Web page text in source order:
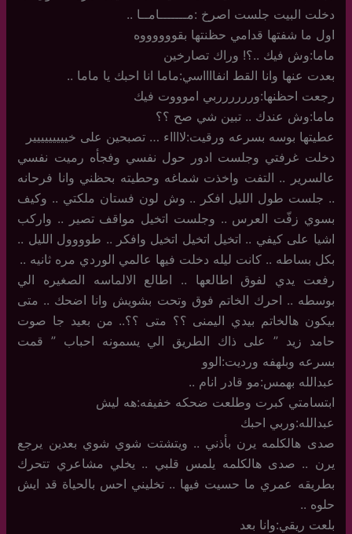
دخلت البيت جلست اصرخ :مـــــــامــا ..
اول ما شفتها قدامي حظنتها بقووووووه
ماما:وش فيك ..؟! وراك تصارخين
بعدت عنها وانا القط انفااااسي:ماما انا احبك يا ماما ..
رجعت احظنها:ورررررربي اموووت فيك
ماما:وش عندك .. تبين شي صح ؟؟
عطيتها بوسه بسرعه ورقيت:لااااء … تصبحين على خييييييييير
دخلت غرفتي وجلست ادور حول نفسي وفجأه رميت نفسي
عالسرير .. التفت واخذت شماغه وحطيته بحظني وانا فرحانه
.. جلست طول الليل افكر .. وش لون فستان ملكتي .. وكيف
بسوي زفّت العرس .. وجلست اتخيل مواقف تصير .. واركب
اشيا على كيفي .. اتخيل اتخيل اتخيل وافكر .. طوووول الليل ..
بكل بساطه .. كانت ليله دخلت فيها عالمي الوردي مره ثانيه ..
رفعت يدي لفوق اطالعها .. اطالع الالماسه الصغيره الي
بوسطه .. احرك الخاتم فوق وتحت بشويش وانا اضحك .. متى
بيكون هالخاتم بيدي اليمنى ؟؟ متى ؟؟.. من بعيد جا صوت
حامد زيد ” على ذاك الطريق الي يسمونه احباب ” قمت
بسرعه وبلهفه ورديت:الوو
عبدالله بهمس:مو قادر انام ..
ابتسامتي كبرت وطلعت ضحكه خفيفه:هه ليش
عبدالله:وربي احبك
صدى هالكلمه يرن بأذني .. ويتشتت شوي شوي بعدين يرجع
يرن .. صدى هالكلمه يلمس قلبي .. يخلي مشاعري تتحرك
بطريقه عمري ما حسيت فيها .. تخليني احس بالحياة قد ايش
حلوه ..
بلعت ريقي:وانا بعد